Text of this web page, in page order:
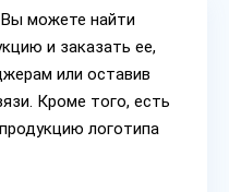
можете найти
и заказать ее,
или оставив
Кроме того, есть
логотипа